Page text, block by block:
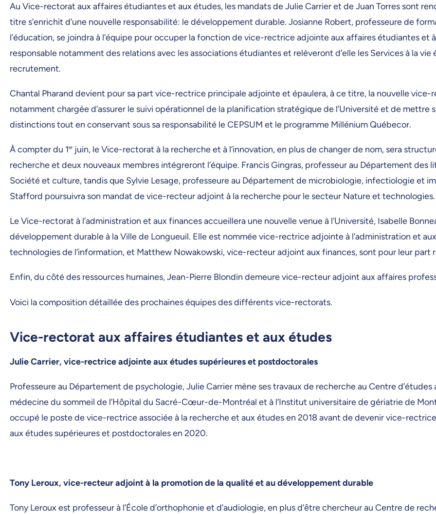
Au Vice-rectorat aux affaires étudiantes et aux études, les mandats de Julie Carrier et de Juan Torres sont
titre s’enrichit d’une nouvelle responsabilité: le développement durable. Josianne Robert, professeure de
l’éducation, se joindra à l’équipe pour occuper la fonction de vice-rectrice adjointe aux affaires étudiantes et
responsable notamment des relations avec les associations étudiantes et relèveront d’elle les Services à la
recrutement.
Chantal Pharand devient pour sa part vice-rectrice principale adjointe et épaulera, à ce titre, la nouvelle vice-
notamment chargée d’assurer le suivi opérationnel de la planification stratégique de l’Université et de
distinctions tout en conservant sous sa responsabilité le CEPSUM et le programme Millénium Québecor.
À compter du 1erjuin, le Vice-rectorat à la recherche et à l’innovation, en plus de changer de nom, sera
recherche et deux nouveaux membres intégreront l’équipe. Francis Gingras, professeur au Département des
Société et culture, tandis que Sylvie Lesage, professeure au Département de microbiologie, infectiologie et
Stafford poursuivra son mandat de vice-recteur adjoint à la recherche pour le secteur Nature et technologies.
Le Vice-rectorat à l’administration et aux finances accueillera une nouvelle venue à l’Université, Isabelle
développement durable à la Ville de Longueuil. Elle est nommée vice-rectrice adjointe à l’administration et
technologies de l’information, et Matthew Nowakowski, vice-recteur adjoint aux finances, sont pour leur part
Enfin, du côté des ressources humaines, Jean-Pierre Blondin demeure vice-recteur adjoint aux affaires
Voici la composition détaillée des prochaines équipes des différents vice-rectorats.
Vice-rectorat aux affaires étudiantes et aux études
Julie Carrier, vice-rectrice adjointe aux études supérieures et postdoctorales
Professeure au Département de psychologie, Julie Carrier mène ses travaux de recherche au Centre d’études
médecine du sommeil de l’Hôpital du Sacré-Cœur-de-Montréal et à l’Institut universitaire de gériatrie de
occupé le poste de vice-rectrice associée à la recherche et aux études en 2018 avant de devenir vice-
aux études supérieures et postdoctorales en 2020.
Tony Leroux, vice-recteur adjoint à la promotion de la qualité et au développement durable
Tony Leroux est professeur à l’École d’orthophonie et d’audiologie, en plus d’être chercheur au Centre de